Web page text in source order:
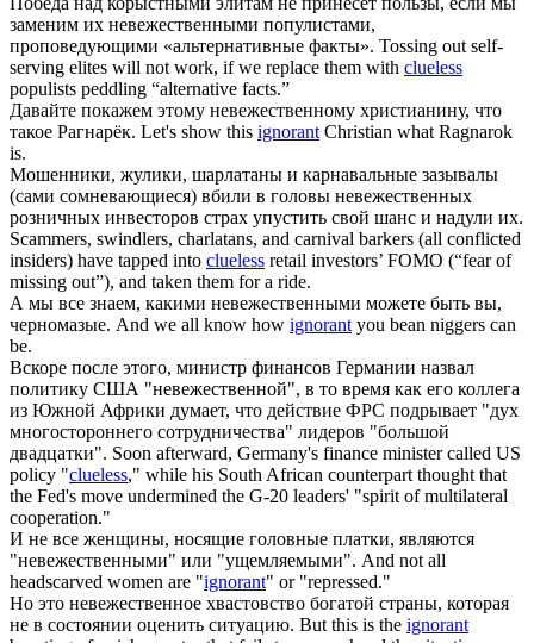
заменим их невежественными популистами,
проповедующими «альтернативные факты». Tossing out self-
serving elites will not work, if we replace them with clueless
populists peddling “alternative facts.”
Давайте покажем этому невежественному христианину, что
такое Рагнарёк. Let's show this ignorantChristian what Ragnarok
is.
Мошенники, жулики, шарлатаны и карнавальные зазывалы
(сами сомневающиеся) вбили в головы невежественных
розничных инвесторов страх упустить свой шанс и надули их.
Scammers, swindlers, charlatans, and carnival barkers (all conflicted
insiders) have tapped into clueless retail investors’ FOMO (“fear of
missing out”), and taken them for a ride.
А мы все знаем, какими невежественными можете быть вы,
черномазые. And we all know how ignorantyou bean niggers can
be.
Вскоре после этого, министр финансов Германии назвал
политику США "невежественной", в то время как его коллега
из Южной Африки думает, что действие ФРС подрывает "дух
многостороннего сотрудничества" лидеров "большой
двадцатки". Soon afterward, Germany's finance minister called US
policy "clueless," while his South African counterpart thought that
the Fed's move undermined the G-20 leaders' "spirit of multilateral
cooperation."
И не все женщины, носящие головные платки, являются
"невежественными" или "ущемляемыми". And not all
headscarved women are "ignorant" or "repressed."
Но это невежественное хвастовство богатой страны, которая
не в состоянии оценить ситуацию. But this is the ignorant